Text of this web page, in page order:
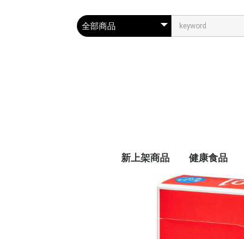
新上架商品 健康食品
天然食品
医疗辅助品
维生素
减肥・美容
眼部保健
脏腑保健
睡眠改善
抗衰老
男女保健
各年龄层用